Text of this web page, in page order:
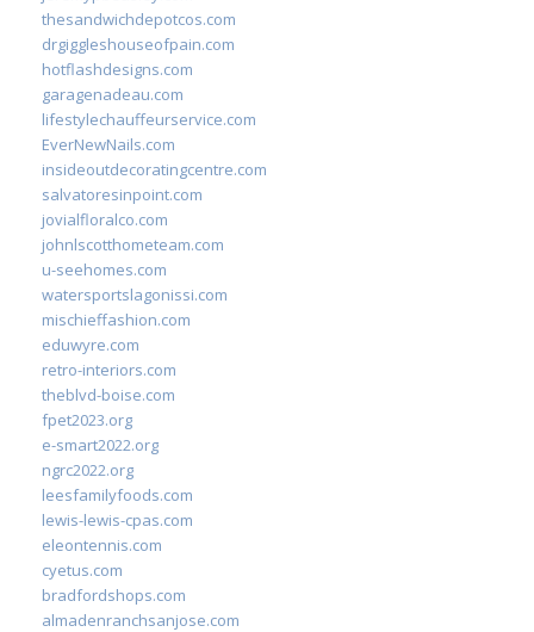
thesandwichdepotcos.com
drgiggleshouseofpain.com
hotflashdesigns.com
garagenadeau.com
lifestylechauffeurservice.com
EverNewNails.com
insideoutdecoratingcentre.com
salvatoresinpoint.com
jovialfloralco.com
johnlscotthometeam.com
u-seehomes.com
watersportslagonissi.com
mischieffashion.com
eduwyre.com
retro-interiors.com
theblvd-boise.com
fpet2023.org
e-smart2022.org
ngrc2022.org
leesfamilyfoods.com
lewis-lewis-cpas.com
eleontennis.com
cyetus.com
bradfordshops.com
almadenranchsanjose.com